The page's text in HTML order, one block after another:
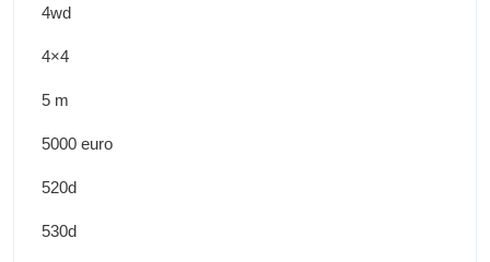
4wd
4×4
5 m
5000 euro
520d
530d